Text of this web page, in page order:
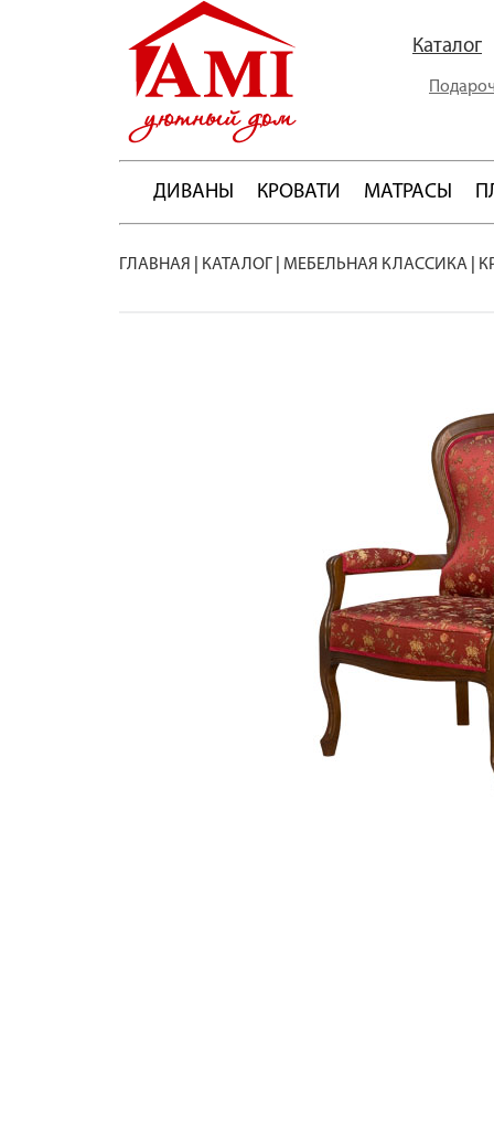
Каталог
ДИВАНЫ КРОВАТИ МАТРАСЫ
ГЛАВНАЯ КАТАЛОГ МЕБЕЛЬНАЯ КЛАССИКА